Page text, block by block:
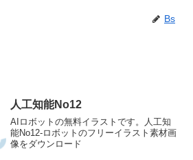
Bs
人工知能No12
AIロボットの無料イラストです。人工知
能No12-ロボットのフリーイラスト素材画
像をダウンロード